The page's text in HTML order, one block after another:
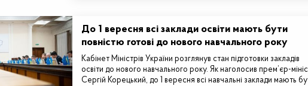
До 1 вересня всі заклади освіти мають бути
повністю готові до нового навчального року
Кабінет Міністрів України розглянув стан підготовки закладів
освіти до нового навчального року. Як наголосив прем’єр-
Сергій Корецький, до 1 вересня всі навчальні заклади мають